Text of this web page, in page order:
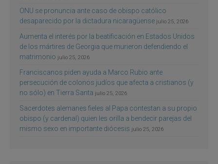
ONU se pronuncia ante caso de obispo católico
desaparecido por la dictadura nicaragüense julio 25, 2026
Aumenta el interés por la beatificación en Estados Unidos
de los mártires de Georgia que murieron defendiendo el
matrimonio julio 25, 2026
Franciscanos piden ayuda a Marco Rubio ante
persecución de colonos judíos que afecta a cristianos (y
no sólo) en Tierra Santa julio 25, 2026
Sacerdotes alemanes fieles al Papa contestan a su propio
obispo (y cardenal) quien les orilla a bendecir parejas del
mismo sexo en importante diócesis julio 25, 2026